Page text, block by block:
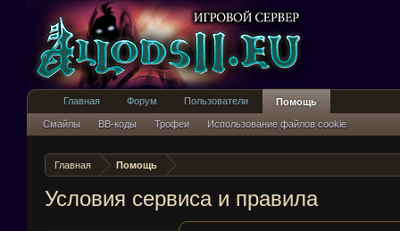
Главная Помощь
Условия сервиса и правила
Главная Форум Пользователи Помощь
Смайлы BB-коды Трофеи Использование файлов cookie